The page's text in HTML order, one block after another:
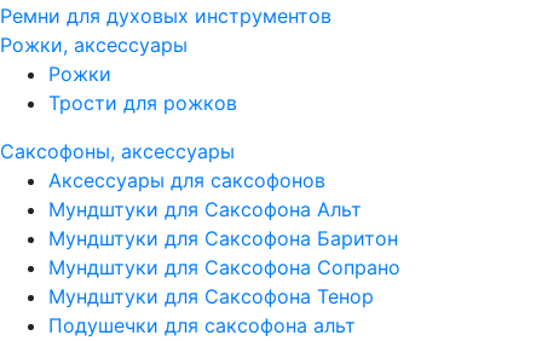
Ремни для духовых инструментов
Рожки, аксессуары
Рожки
Трости для рожков
Саксофоны, аксессуары
Аксессуары для саксофонов
Мундштуки для Саксофона Альт
Мундштуки для Саксофона Баритон
Мундштуки для Саксофона Сопрано
Мундштуки для Саксофона Тенор
Подушечки для саксофона альт